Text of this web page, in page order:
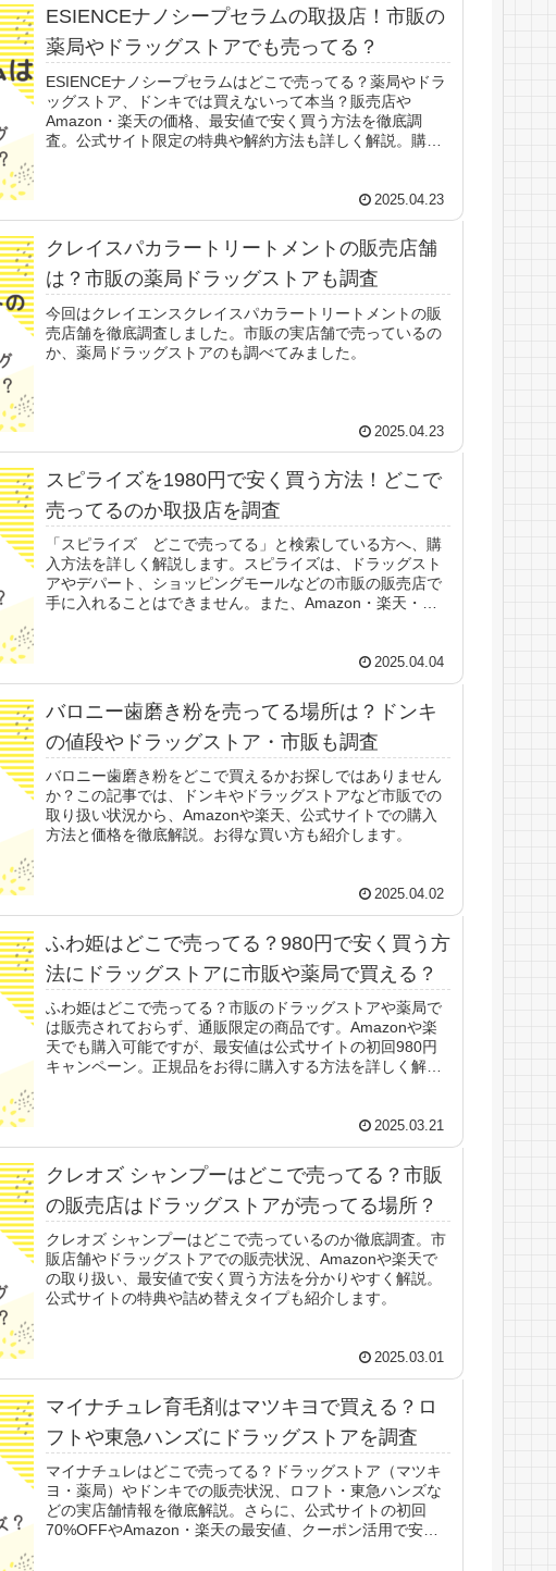
ESIENCEナノシープセラムの取扱店！市販の
薬局やドラッグストアでも売ってる？
ESIENCEナノシープセラムはどこで売ってる？薬局やドラ
ッグストア、ドンキでは買えないって本当？販売店や
Amazon・楽天の価格、最安値で安く買う方法を徹底調
査。公式サイト限定の特典や解約方法も詳しく解説。購入
2025.04.23
クレイスパカラートリートメントの販売店舗
は？市販の薬局ドラッグストアも調査
今回はクレイエンスクレイスパカラートリートメントの販
売店舗を徹底調査しました。市販の実店舗で売っているの
か、薬局ドラッグストアのも調べてみました。
2025.04.23
スピライズを1980円で安く買う方法！どこで
売ってるのか取扱店を調査
「スピライズ どこで売ってる」と検索している方へ、購
入方法を詳しく解説します。スピライズは、ドラッグスト
アやデパート、ショッピングモールなどの市販の販売店で
手に入れることはできません。また、Amazon・楽天・メ
2025.04.04
バロニー歯磨き粉を売ってる場所は？ドンキ
の値段やドラッグストア・市販も調査
バロニー歯磨き粉をどこで買えるかお探しではありません
か？この記事では、ドンキやドラッグストアなど市販での
取り扱い状況から、Amazonや楽天、公式サイトでの購入
方法と価格を徹底解説。お得な買い方も紹介します。
2025.04.02
ふわ姫はどこで売ってる？980円で安く買う方
法にドラッグストアに市販や薬局で買える？
ふわ姫はどこで売ってる？市販のドラッグストアや薬局で
は販売されておらず、通販限定の商品です。Amazonや楽
天でも購入可能ですが、最安値は公式サイトの初回980円
キャンペーン。正規品をお得に購入する方法を詳しく解説
2025.03.21
クレオズ シャンプーはどこで売ってる？市販
の販売店はドラッグストアが売ってる場所？
クレオズ シャンプーはどこで売っているのか徹底調査。市
販店舗やドラッグストアでの販売状況、Amazonや楽天で
の取り扱い、最安値で安く買う方法を分かりやすく解説。
公式サイトの特典や詰め替えタイプも紹介します。
2025.03.01
マイナチュレ育毛剤はマツキヨで買える？ロ
フトや東急ハンズにドラッグストアを調査
マイナチュレはどこで売ってる？ドラッグストア（マツキ
ヨ・薬局）やドンキでの販売状況、ロフト・東急ハンズな
どの実店舗情報を徹底解説。さらに、公式サイトの初回
70%OFFやAmazon・楽天の最安値、クーポン活用で安く